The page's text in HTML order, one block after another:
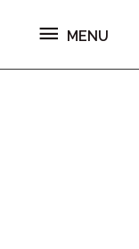
MENU
MENU